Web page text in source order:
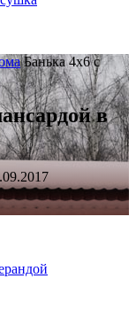
Банька 4х6 с
в